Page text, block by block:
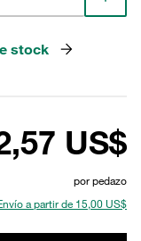
stock
US$
por pedazo
a partir de 15,00 US$